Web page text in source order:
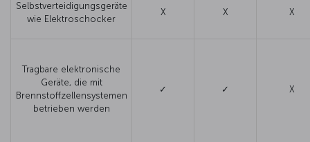
Selbstverteidigungsgeräte
wie Elektroschocker
X X X
Tragbare elektronische
Geräte, die mit
Brennstoffzellensystemen
betrieben werden
✓ ✓ X